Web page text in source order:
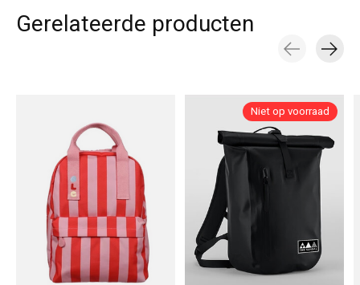
Gerelateerde producten
Niet op voorraad